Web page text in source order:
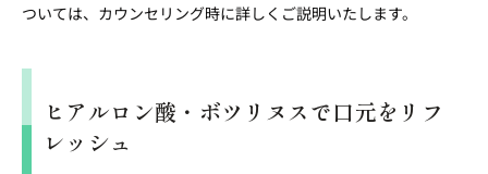
ついては、カウンセリング時に詳しくご説明いたします。
ヒアルロン酸・ボツリヌスで口元をリフ
レッシュ